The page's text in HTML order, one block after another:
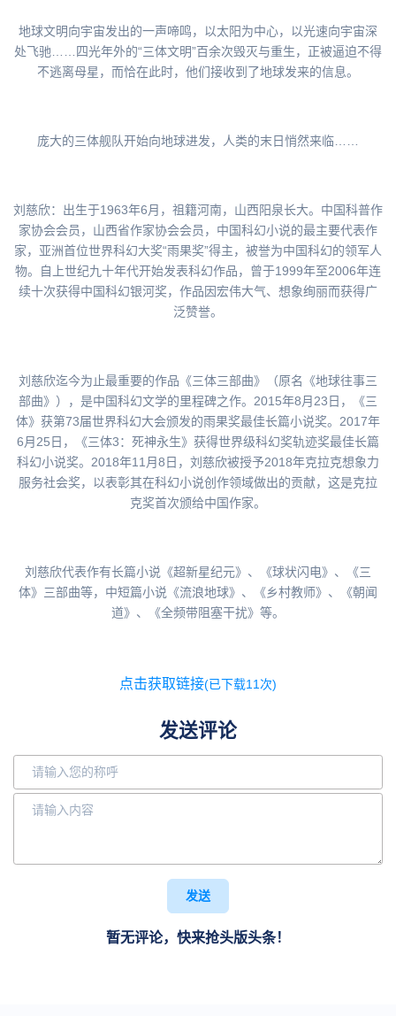
地球文明向宇宙发出的一声啼鸣，以太阳为中心，以光速向宇宙深
处飞驰……四光年外的“三体文明”百余次毁灭与重生，正被逼迫不得
不逃离母星，而恰在此时，他们接收到了地球发来的信息。
庞大的三体舰队开始向地球进发，人类的末日悄然来临……
刘慈欣：出生于1963年6月，祖籍河南，山西阳泉长大。中国科普作
家协会会员，山西省作家协会会员，中国科幻小说的最主要代表作
家，亚洲首位世界科幻大奖“雨果奖”得主，被誉为中国科幻的领军人
物。自上世纪九十年代开始发表科幻作品，曾于1999年至2006年连
续十次获得中国科幻银河奖，作品因宏伟大气、想象绚丽而获得广
泛赞誉。
刘慈欣迄今为止最重要的作品《三体三部曲》（原名《地球往事三
部曲》），是中国科幻文学的里程碑之作。2015年8月23日，《三
体》获第73届世界科幻大会颁发的雨果奖最佳长篇小说奖。2017年
6月25日，《三体3：死神永生》获得世界级科幻奖轨迹奖最佳长篇
科幻小说奖。2018年11月8日，刘慈欣被授予2018年克拉克想象力
服务社会奖，以表彰其在科幻小说创作领域做出的贡献，这是克拉
克奖首次颁给中国作家。
刘慈欣代表作有长篇小说《超新星纪元》、《球状闪电》、《三
体》三部曲等，中短篇小说《流浪地球》、《乡村教师》、《朝闻
道》、《全频带阻塞干扰》等。
点击获取链接(已下载11次)
发送评论
发送
暂无评论，快来抢头版头条！